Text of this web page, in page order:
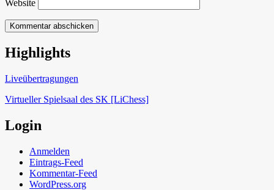
Website
Schach in Lauffen
Highlights
Liveübertragungen
Virtueller Spielsaal des SK [LiChess]
Login
Anmelden
Eintrags-Feed
Kommentar-Feed
WordPress.org